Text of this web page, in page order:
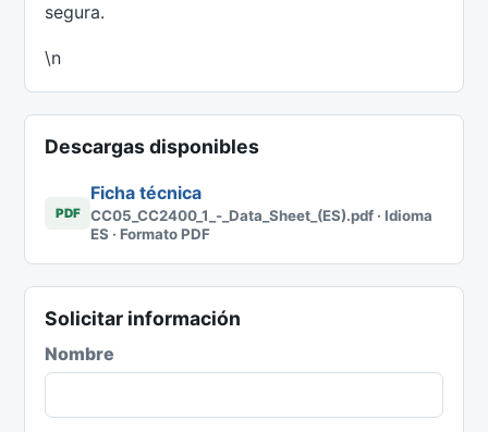
segura.
\n
Descargas disponibles
PDF
Ficha técnica
CC05_CC2400_1_-_Data_Sheet_(ES).pdf · Idioma
ES · Formato PDF
Solicitar información
Nombre